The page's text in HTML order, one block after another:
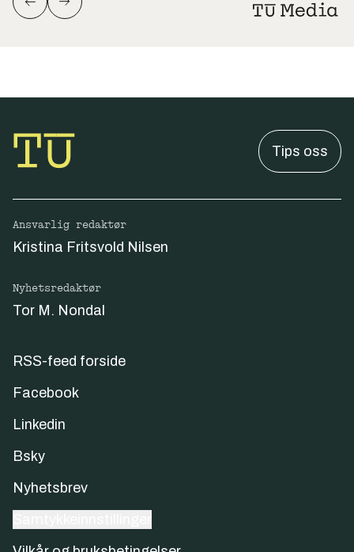
Tips oss
Ansvarlig redaktør
Kristina Fritsvold Nilsen
Nyhetsredaktør
Tor M. Nondal
RSS-feed forside
Facebook
Linkedin
Bsky
Nyhetsbrev